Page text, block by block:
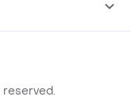
reserved.